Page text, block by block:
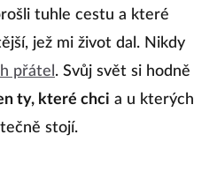
tuhle cestu a které
jež mi život dal. Nikdy
přátel . Svůj svět si hodně
ty, které chci a u kterých
stojí.